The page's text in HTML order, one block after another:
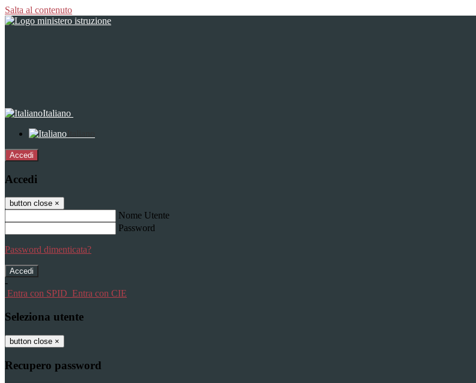
Salta al contenuto
Italiano
Accedi
Accedi
button close ×
Nome Utente
Password
Password dimenticata?
-
Entra con SPID Entra con CIE
Seleziona utente
button close ×
Recupero password